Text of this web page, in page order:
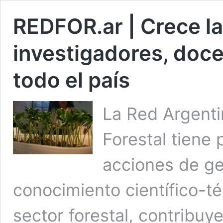
REDFOR.ar | Crece
investigadores,
todo el país
La Red
Forestal tiene
acciones de
conocimiento científico-
sector forestal,